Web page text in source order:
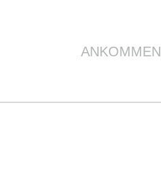
ANKOMMEN